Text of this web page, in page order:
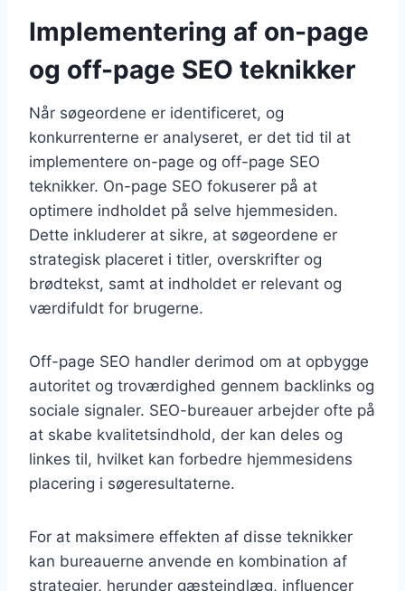
Implementering af on-page
og off-page SEO teknikker
Når søgeordene er identificeret, og
konkurrenterne er analyseret, er det tid til at
implementere on-page og off-page SEO
teknikker. On-page SEO fokuserer på at
optimere indholdet på selve hjemmesiden.
Dette inkluderer at sikre, at søgeordene er
strategisk placeret i titler, overskrifter og
brødtekst, samt at indholdet er relevant og
værdifuldt for brugerne.
Off-page SEO handler derimod om at opbygge
autoritet og troværdighed gennem backlinks og
sociale signaler. SEO-bureauer arbejder ofte på
at skabe kvalitetsindhold, der kan deles og
linkes til, hvilket kan forbedre hjemmesidens
placering i søgeresultaterne.
For at maksimere effekten af disse teknikker
kan bureauerne anvende en kombination af
strategier, herunder gæsteindlæg, influencer